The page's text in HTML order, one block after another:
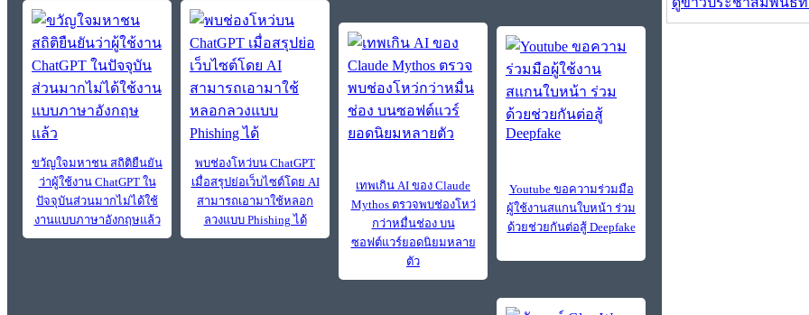
ขวัญใจมหาชน สถิติยืนยัน
ว่าผู้ใช้งาน ChatGPT ใน
ปัจจุบันส่วนมากไม่ได้ใช้
งานแบบภาษาอังกฤษแล้ว
พบช่องโหว่บน ChatGPT
เมื่อสรุปย่อเว็บไซต์โดย AI
สามารถเอามาใช้หลอก
ลวงแบบ Phishing ได้
เทพเกิน AI ของ Claude
Mythos ตรวจพบช่องโหว่
กว่าหมื่นช่อง บน
ซอฟต์แวร์ยอดนิยมหลาย
ตัว
Youtube ขอความร่วมมือ
ผู้ใช้งานสแกนใบหน้า ร่วม
ด้วยช่วยกันต่อสู้ Deepfake